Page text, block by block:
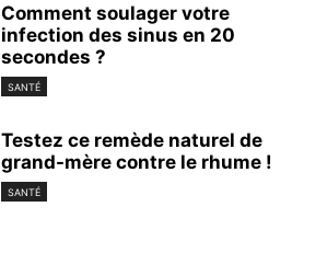
Comment soulager votre
infection des sinus en 20
secondes ?
SANTÉ
Testez ce remède naturel de
grand-mère contre le rhume !
SANTÉ